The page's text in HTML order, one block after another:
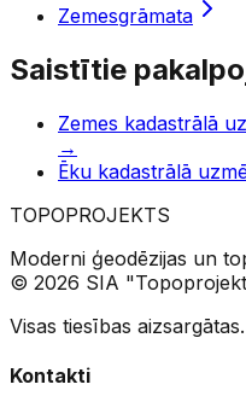
Zemesgrāmata
Saistītie
Zemes kadastrālā
→
Ēku kadastrālā
TOPOPROJEKTS
Moderni ģeodēzijas un
© 2026 SIA
Visas tiesības aizsargātas.
Kontakti